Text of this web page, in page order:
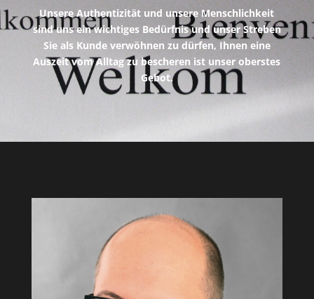
Unsere Authentizität und unsere Menschlichkeit
sind uns ein wichtiges Bedürfnis und unser Streben
Sie als Kunde verwöhnen zu dürfen, Ihnen eine
Auszeit vom Alltag zu bescheren ist unser oberstes
Gebot.